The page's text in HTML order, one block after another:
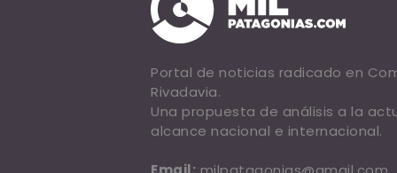
Portal de noticias radicado en
Rivadavia.
Una propuesta de análisis a la
alcance nacional e internacional.